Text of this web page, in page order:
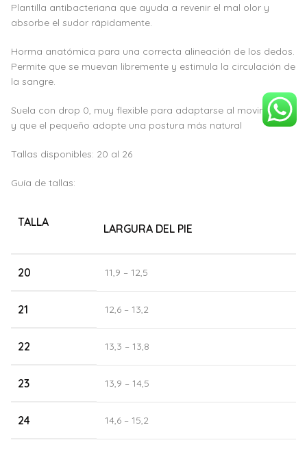
Plantilla antibacteriana que ayuda a revenir el mal olor y
absorbe el sudor rápidamente.
Horma anatómica para una correcta alineación de los dedos.
Permite que se muevan libremente y estimula la circulación de
la sangre.
Suela con drop 0, muy flexible para adaptarse al movimiento
y que el pequeño adopte una postura más natural
Tallas disponibles: 20 al 26
Guía de tallas:
TALLA LARGURA DEL PIE
20 11,9 – 12,5
21 12,6 – 13,2
22 13,3 – 13,8
23 13,9 – 14,5
24 14,6 – 15,2